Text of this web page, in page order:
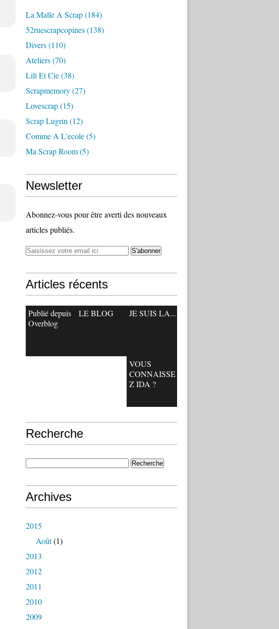
La Malle A Scrap(184)
52ruescrapcopines(138)
Divers(110)
Ateliers(70)
Lili Et Cie(38)
Scrapmemory(27)
Lovescrap(15)
Scrap Lugrin (12)
Comme A L'ecole(5)
Ma Scrap Room(5)
Newsletter
Abonnez-vous pour être averti des nouveaux
articles publiés.
Articles récents
Publié depuis
Overblog
LE BLOG JE SUIS LA...
VOUS
CONNAISSE
Z IDA ?
Recherche
Archives
2015
Août(1)
2013
2012
2011
2010
2009